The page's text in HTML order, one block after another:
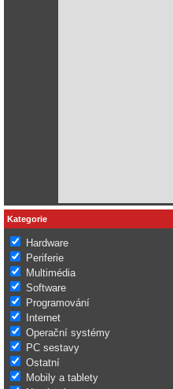
Kategorie
Hardware
Periferie
Multimédia
Software
Programování
Internet
Operační systémy
PC sestavy
Ostatní
Mobily a tablety